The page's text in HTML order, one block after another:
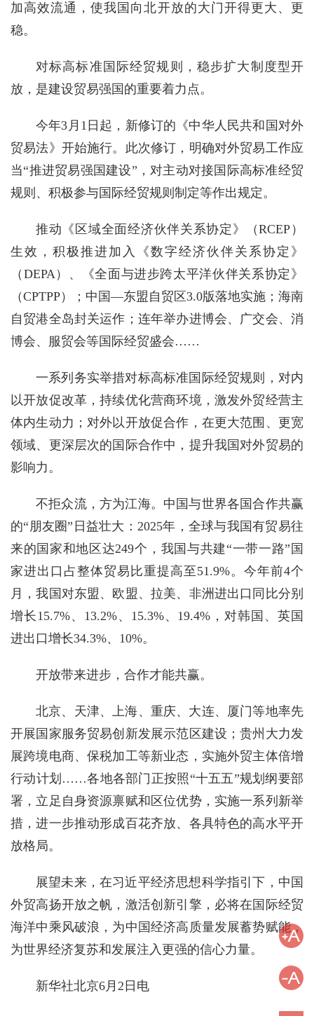
加高效流通，使我国向北开放的大门开得更大、更
稳。
对标高标准国际经贸规则，稳步扩大制度型开
放，是建设贸易强国的重要着力点。
今年3月1日起，新修订的《中华人民共和国对外
贸易法》开始施行。此次修订，明确对外贸易工作应
当“推进贸易强国建设”，对主动对接国际高标准经贸
规则、积极参与国际经贸规则制定等作出规定。
推动《区域全面经济伙伴关系协定》（RCEP）
生效，积极推进加入《数字经济伙伴关系协定》
（DEPA）、《全面与进步跨太平洋伙伴关系协定》
（CPTPP）；中国—东盟自贸区3.0版落地实施；海南
自贸港全岛封关运作；连年举办进博会、广交会、消
博会、服贸会等国际经贸盛会……
一系列务实举措对标高标准国际经贸规则，对内
以开放促改革，持续优化营商环境，激发外贸经营主
体内生动力；对外以开放促合作，在更大范围、更宽
领域、更深层次的国际合作中，提升我国对外贸易的
影响力。
不拒众流，方为江海。中国与世界各国合作共赢
的“朋友圈”日益壮大：2025年，全球与我国有贸易往
来的国家和地区达249个，我国与共建“一带一路”国
家进出口占整体贸易比重提高至51.9%。今年前4个
月，我国对东盟、欧盟、拉美、非洲进出口同比分别
增长15.7%、13.2%、15.3%、19.4%，对韩国、英国
进出口增长34.3%、10%。
开放带来进步，合作才能共赢。
北京、天津、上海、重庆、大连、厦门等地率先
开展国家服务贸易创新发展示范区建设；贵州大力发
展跨境电商、保税加工等新业态，实施外贸主体倍增
行动计划……各地各部门正按照“十五五”规划纲要部
署，立足自身资源禀赋和区位优势，实施一系列新举
措，进一步推动形成百花齐放、各具特色的高水平开
放格局。
展望未来，在习近平经济思想科学指引下，中国
外贸高扬开放之帆，激活创新引擎，必将在国际经贸
海洋中乘风破浪，为中国经济高质量发展蓄势赋能，
为世界经济复苏和发展注入更强的信心力量。
新华社北京6月2日电